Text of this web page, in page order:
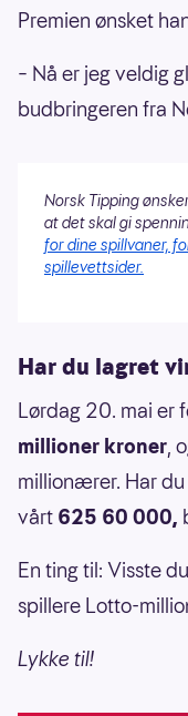
Premien ønsket
– Nå er jeg veldig
budbringeren fra
Norsk Tipping
at det skal gi
for dine spillvaner,
spillevettsider.
Har du lagret
Lørdag 20. mai er
millioner kroner,
millionærer. Har
vårt 625 60 000,
En ting til: Visste
spillere Lotto-
Lykke til!